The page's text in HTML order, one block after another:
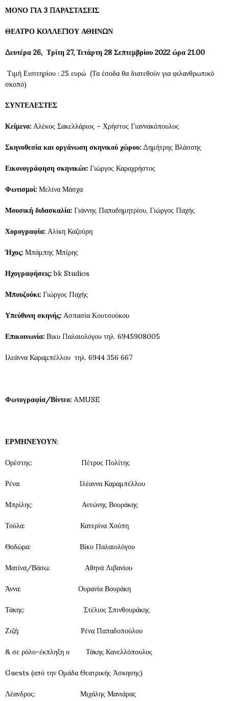
ΜΟΝΟ ΓΙΑ 3 ΠΑΡΑΣΤΑΣΕΙΣ
ΘΕΑΤΡΟ ΚΟΛΛΕΓΙΟΥ ΑΘΗΝΩΝ
Δευτέρα 26, Τρίτη 27, Τετάρτη 28 Σεπτεμβρίου 2022 ώρα 21.00
Τιμή Εισιτηρίου : 25 ευρώ (Τα έσοδα θα διατεθούν για φιλανθρωπικό
σκοπό)
ΣΥΝΤΕΛΕΣΤΕΣ
Κείμενο: Αλέκος Σακελλάριος – Χρήστος Γιαννακόπουλος
Σκηνοθεσία και οργάνωση σκηνικού χώρου: Δημήτρης Βλάσσης
Εικονογράφηση σκηνικών: Γιώργος Καραχρήστος
Φωτισμοί: Μελίνα Μάσχα
Μουσική διδασκαλία: Γιάννης Παπαδημητρίου, Γιώργος Παχής
Χορογραφία: Αλίκη Καζούρη
Ήχος: Μπάμπης Μπίρης
Ηχογραφήσεις:bk Studios
Μπουζούκι: Γιώργος Παχής
Υπεύθυνη σκηνής: Ασπασία Κουτσούκου
Επικοινωνία: Βικυ Παλαιολόγου τηλ. 6945908005
Ιλεάννα Καραμπέλλου τηλ. 6944 356 667
Φωτογραφία/Βίντεο: ΑΜUSE
ΕΡΜΗΝΕΥΟΥΝ:
Ορέστης: Πέτρος Πολίτης
Ρένα: Ιλέαννα Καραμπέλλου
Μπρίλης: Αντώνης Βουράκης
Τούλα: Κατερίνα Χούπη
Θοδώρα: Βίκυ Παλαιολόγου
Ματίνα/Βάσω: Αθηνά Λιβανίου
Άννα: Ουρανία Βουράκη
Τάκης: Στέλιος Σπινθουράκης
Ζιζή: Ρένα Παπαδοπούλου
& σε ρόλο-έκπληξη ο Τάκης Κανελλόπουλος
Guests (από την Ομάδα Θεατρικής Άσκησης)
Λέανδρος: Μιχάλης Μανιάρας